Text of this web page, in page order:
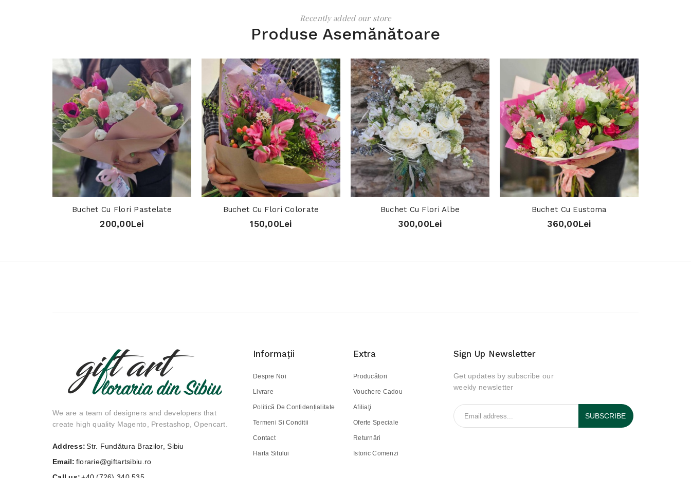
Recently added our store
Produse Asemănătoare
Buchet Cu Flori Pastelate
200,00Lei
Buchet Cu Flori Colorate
150,00Lei
Buchet Cu Flori Albe
300,00Lei
Buchet Cu Eustoma
360,00Lei
We are a team of designers and developers that
create high quality Magento, Prestashop, Opencart.
Address: Str. Fundătura Brazilor, Sibiu
Email: florarie@giftartsibiu.ro
Informaţii
Despre Noi
Livrare
Politică De Confidențialitate
Termeni Si Conditii
Contact
Harta Sitului
Extra
Producători
Vouchere Cadou
Afiliaţi
Oferte Speciale
Returnări
Istoric Comenzi
Sign Up Newsletter
Get updates by subscribe our
weekly newsletter
SUBSCRIBE